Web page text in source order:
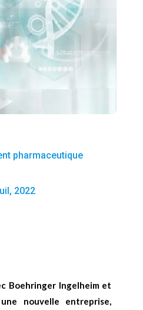
pharmaceutique
2022
Boehringer Ingelheim et
nouvelle entreprise,